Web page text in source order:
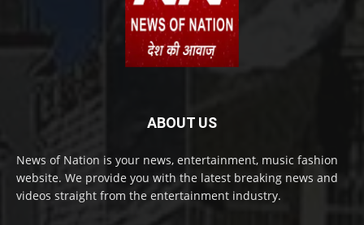
ABOUT US
News of Nation is your news, entertainment, music fashion
website. We provide you with the latest breaking news and
videos straight from the entertainment industry.